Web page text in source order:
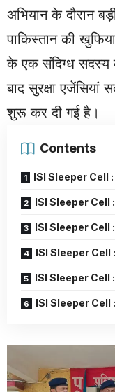
अभियान के दौरान
पाकिस्तान की
के एक संदिग्ध सदस्य
बाद सुरक्षा एजेंसियां
शुरू कर दी गई है।
Contents
ISI Sleeper Cell :
ISI Sleeper Cell :
ISI Sleeper Cell :
ISI Sleeper Cell :
ISI Sleeper Cell :
ISI Sleeper Cell :